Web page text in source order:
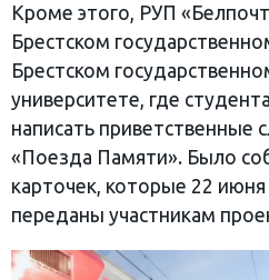
Кроме этого, РУП
Брестском
Брестском
университете, где
написать приветственные
«Поезда Памяти». Было
карточек, которые 22
переданы участникам